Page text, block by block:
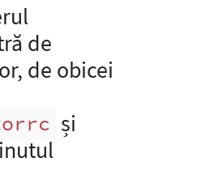
de
de obicei
și